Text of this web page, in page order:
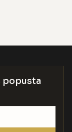
popusta